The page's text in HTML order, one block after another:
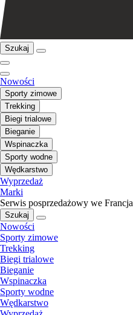
Szukaj
Nowości
Sporty zimowe
Trekking
Biegi trialowe
Bieganie
Wspinaczka
Sporty wodne
Wędkarstwo
Wyprzedaż
Marki
Serwis posprzedażowy we Francja
Szukaj
Nowości
Sporty zimowe
Trekking
Biegi trialowe
Bieganie
Wspinaczka
Sporty wodne
Wędkarstwo